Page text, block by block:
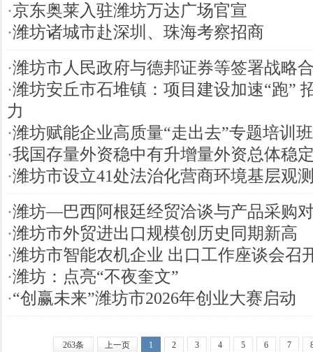
·京东奥莱入驻潍坊万达广场官宣
·潍坊诸城市赴深圳、珠海考察招商
·潍坊市人民政府与德邦证券等签署战略
·潍坊安丘市石堆镇：项目建设加速“跑”
力
·潍坊赋能企业高质量“走出去”专题培训
·我国存量外资稳中有升增量外资总体稳
·潍坊市设立41处法治化营商环境基层观
·潍坊—巴西阿根廷经贸洽谈与产品采购
·潍坊市外贸进出口规模创历史同期新高
·潍坊市智能农机企业 出口工作座谈会召
·潍坊：点亮“不夜奎文”
·“创赢未来”潍坊市2026年创业大赛启动
263条 上一页 1 2 3 4 5 6 7